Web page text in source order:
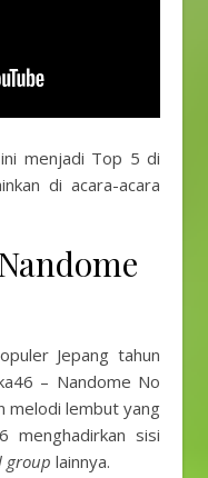
menjadi Top 5 di
di acara-acara
Jepang tahun
– Nandome No
melodi lembut yang
menghadirkan sisi
group lainnya.